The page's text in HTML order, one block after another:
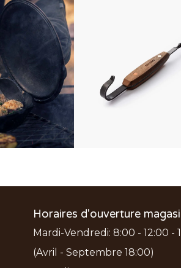
Horaires d'ouverture
Mardi-Vendredi: 8:00 - 12:00 -
(Avril - Septembre 18:00)